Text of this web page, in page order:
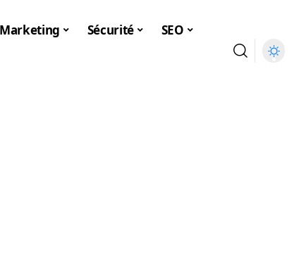
Marketing Sécurité SEO